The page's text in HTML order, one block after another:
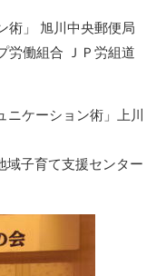
術」 旭川中央郵便局
労働組合 ＪＰ労組道
ケーション術」上川
域子育て支援センター